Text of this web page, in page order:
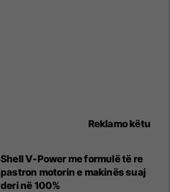
Reklamo këtu
Shell V-Power me formulë të re
pastron motorin e makinës suaj
deri në 100%